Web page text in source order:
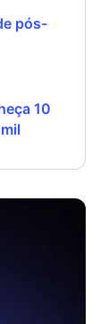
pós-
10